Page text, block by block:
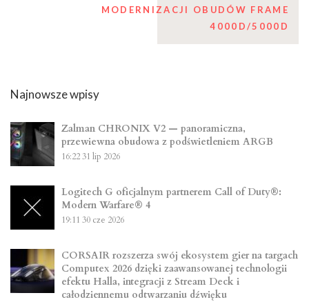
MODERNIZACJI OBUDÓW FRAME
4000D/5000D
Najnowsze wpisy
Zalman CHRONIX V2 — panoramiczna,
przewiewna obudowa z podświetleniem ARGB
16:2231 lip 2026
Logitech G oficjalnym partnerem Call of Duty®:
Modern Warfare® 4
19:11 30 cze 2026
CORSAIR rozszerza swój ekosystem gier na targach
Computex 2026 dzięki zaawansowanej technologii
efektu Halla, integracji z Stream Deck i
całodziennemu odtwarzaniu dźwięku